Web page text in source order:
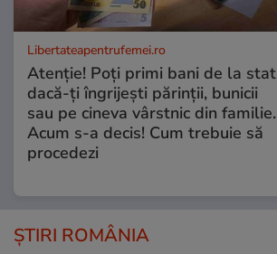
Libertateapentrufemei.ro
Atenție! Poți primi bani de la stat
dacă-ți îngrijești părinții, bunicii
sau pe cineva vârstnic din familie.
Acum s-a decis! Cum trebuie să
procedezi
ȘTIRI ROMÂNIA